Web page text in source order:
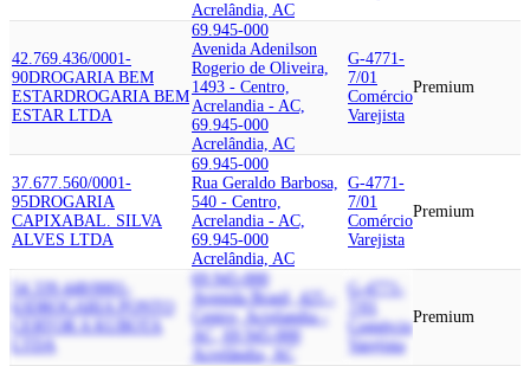
Acrelândia, AC
42.769.436/0001-
90DROGARIA BEM
ESTARDROGARIA BEM
ESTAR LTDA
69.945-000
Avenida Adenilson
Rogerio de Oliveira,
1493 - Centro,
Acrelandia - AC,
69.945-000
Acrelândia, AC
G-4771-
7/01
Comércio
Varejista
Premium
37.677.560/0001-
95DROGARIA
CAPIXABAL. SILVA
ALVES LTDA
69.945-000
Rua Geraldo Barbosa,
540 - Centro,
Acrelandia - AC,
69.945-000
Acrelândia, AC
G-4771-
7/01
Comércio
Varejista
Premium
54.339.448/0001-
DROGARIA PONTO
R A KUBOTA
69.945-000
Avenida Brasil, 425 -
Centro, Acrelandia -
AC, 69.945-000
Acrelândia, AC
G-4771-
Comércio
Varejista
Premium